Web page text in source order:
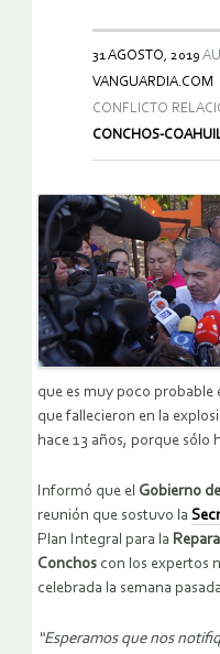
31 AGOSTO, 2019
VANGUARDIA.COM
CONFLICTO
CONCHOS-
que es muy poco probable
que fallecieron en la
hace 13 años, porque sólo
Informó que el Gobierno
reunión que sostuvo la
Plan Integral para la
Conchos con los expertos
celebrada la semana
“Esperamos que nos